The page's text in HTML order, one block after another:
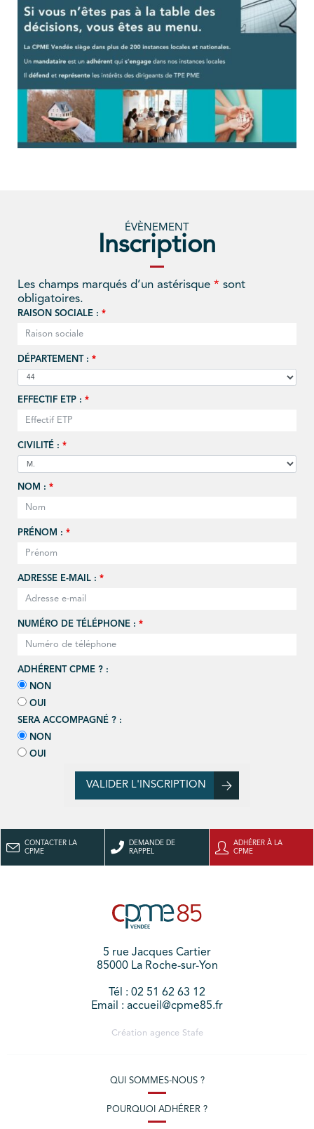
ÉVÈNEMENT
Inscription
Les champs marqués d’un astérisque * sont
obligatoires.
RAISON SOCIALE : *
DÉPARTEMENT : *
EFFECTIF ETP : *
CIVILITÉ : *
NOM : *
PRÉNOM : *
ADRESSE E-MAIL : *
NUMÉRO DE TÉLÉPHONE : *
ADHÉRENT CPME ? :
NON
OUI
SERA ACCOMPAGNÉ ? :
NON
OUI
VALIDER L'INSCRIPTION
CONTACTER LA
CPME
DEMANDE DE
RAPPEL
ADHÉRER À LA
CPME
5 rue Jacques Cartier
85000 La Roche-sur-Yon
Tél : 02 51 62 63 12
Email : accueil@cpme85.fr
Création agence Stafe
QUI SOMMES-NOUS ?
POURQUOI ADHÉRER ?